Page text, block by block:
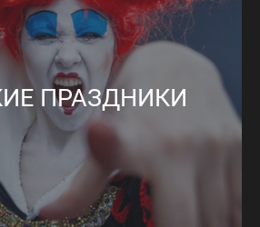
ПРАЗДНИКИ